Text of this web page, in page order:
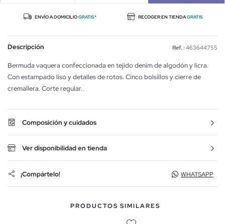
ENVÍO A DOMICILIOGRATIS* RECOGER EN TIENDAGRATIS
Descripción Ref. : 463644755
Bermuda vaquera confeccionada en tejido denim de algodón y licra.
Con estampado liso y detalles de rotos. Cinco bolsillos y cierre de
cremallera. Corte regular.
Composición y cuidados
Ver disponibilidad en tienda
¡Compártelo! WHATSAPP
PRODUCTOS SIMILARES